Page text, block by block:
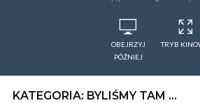
OBEJRZYJ
PÓŹNIEJ
TRYB
KATEGORIA: BYLIŚMY TAM …